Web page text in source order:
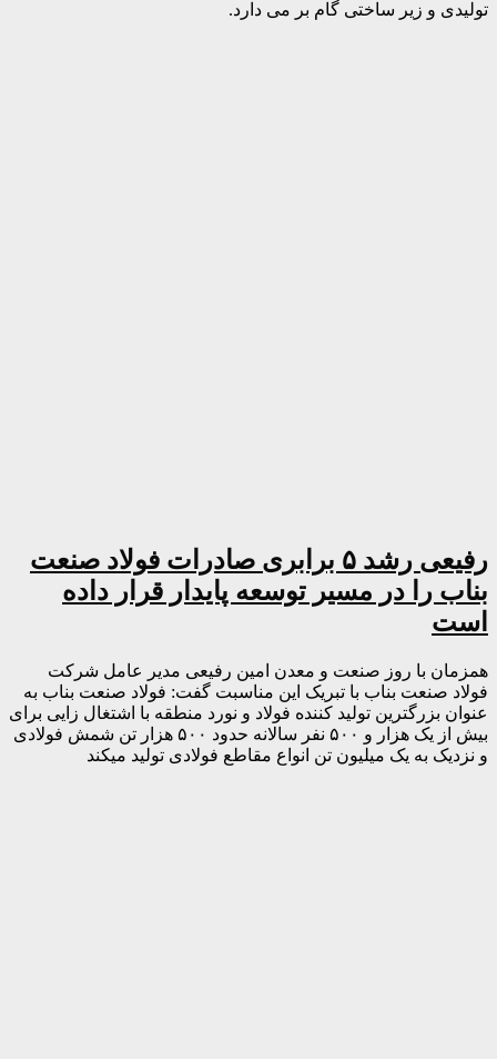
تولیدی و زیر ساختی گام بر می دارد.
رفیعی رشد ۵ برابری صادرات فولاد صنعت
بناب را در مسیر توسعه پایدار قرار داده
است
همزمان با روز صنعت و معدن امین رفیعی مدیر عامل شرکت
فولاد صنعت بناب با تبریک این مناسبت گفت: فولاد صنعت بناب به
عنوان بزرگترین تولید کننده فولاد و نورد منطقه با اشتغال زایی برای
بیش از یک هزار و ۵۰۰ نفر سالانه حدود ۵۰۰ هزار تن شمش فولادی
و نزدیک به یک میلیون تن انواع مقاطع فولادی تولید میکند